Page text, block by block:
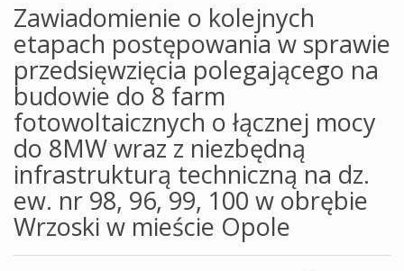
Zawiadomienie o kolejnych
etapach postępowania w sprawie
przedsięwzięcia polegającego na
budowie do 8 farm
fotowoltaicznych o łącznej mocy
do 8MW wraz z niezbędną
infrastrukturą techniczną na dz.
ew. nr 98, 96, 99, 100 w obrębie
Wrzoski w mieście Opole